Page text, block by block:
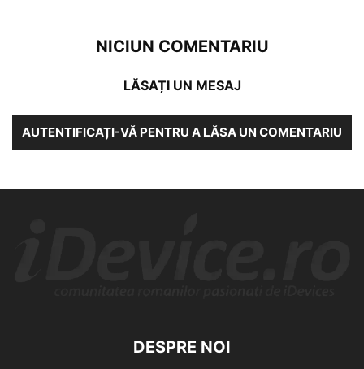
NICIUN COMENTARIU
LĂSAȚI UN MESAJ
AUTENTIFICAȚI-VĂ PENTRU A LĂSA UN COMENTARIU
DESPRE NOI